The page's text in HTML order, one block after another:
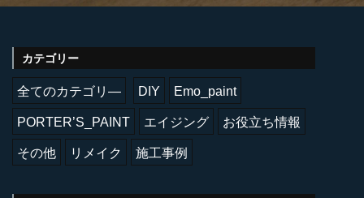
カテゴリー
全てのカテゴリ― DIY Emo_paint
PORTER’S_PAINT エイジング お役立ち情報
その他 リメイク 施工事例